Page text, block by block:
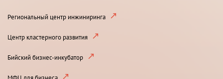
Региональный центр инжиниринга
Центр кластерного развития
Бийский бизнес-инкубатор